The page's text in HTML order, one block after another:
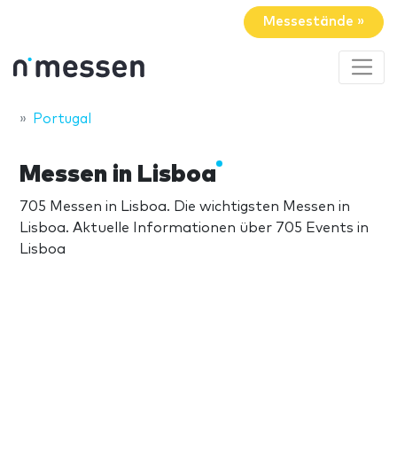
Messestände »
Portugal
Messen in Lisboa
705 Messen in Lisboa. Die wichtigsten Messen in
Lisboa. Aktuelle Informationen über 705 Events in
Lisboa